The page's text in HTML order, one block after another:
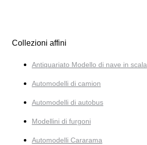
Collezioni affini
Antiquariato Modello di nave in scala
Automodelli di camion
Automodelli di autobus
Modellini di furgoni
Automodelli Cararama